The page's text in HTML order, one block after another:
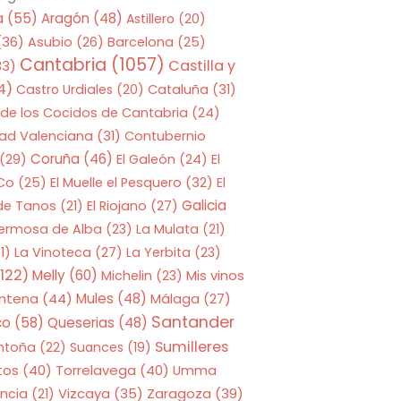
(55) Aragón (48) Astillero (20)
Asubio (26) Barcelona (25)
Cantabria (1057) Castilla y
Castro Urdiales (20) Cataluña (31)
los Cocidos de Cantabria (24)
Valenciana (31) Contubernio
Coruña (46) El Galeón (24) El
(25) El Muelle el Pesquero (32) El
Tanos (21) El Riojano (27) Galicia
de Alba (23) La Mulata (21)
La Vinoteca (27) La Yerbita (23)
Melly (60) Michelin (23) Mis vinos
(44) Mules (48) Málaga (27)
(58) Queserias (48) Santander
(22) Suances (19) Sumilleres
(40) Torrelavega (40) Umma
(21) Vizcaya (35) Zaragoza (39)